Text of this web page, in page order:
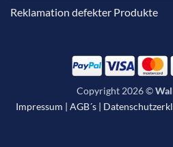
Reklamation defekter Produkte
Copyright 2026 ©
Impressum
AGB´s|